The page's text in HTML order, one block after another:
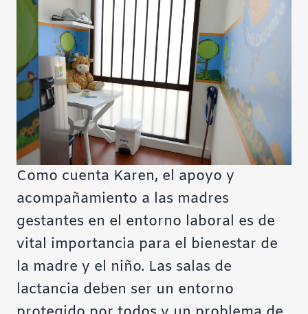
Como cuenta Karen, el apoyo y
acompañamiento a las madres
gestantes en el entorno laboral es de
vital importancia para el bienestar de
la madre y el niño. Las salas de
lactancia deben ser un entorno